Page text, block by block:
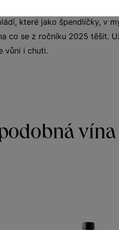
Po chuťovém zážitku
které jako špendlíčky, v
co se z ročníku 2025 těšit.
vůni i chuti.
vína